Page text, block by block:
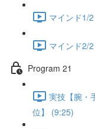
マインド1/
マインド2/
Program 21
実技【腕・
位】 (9:25)